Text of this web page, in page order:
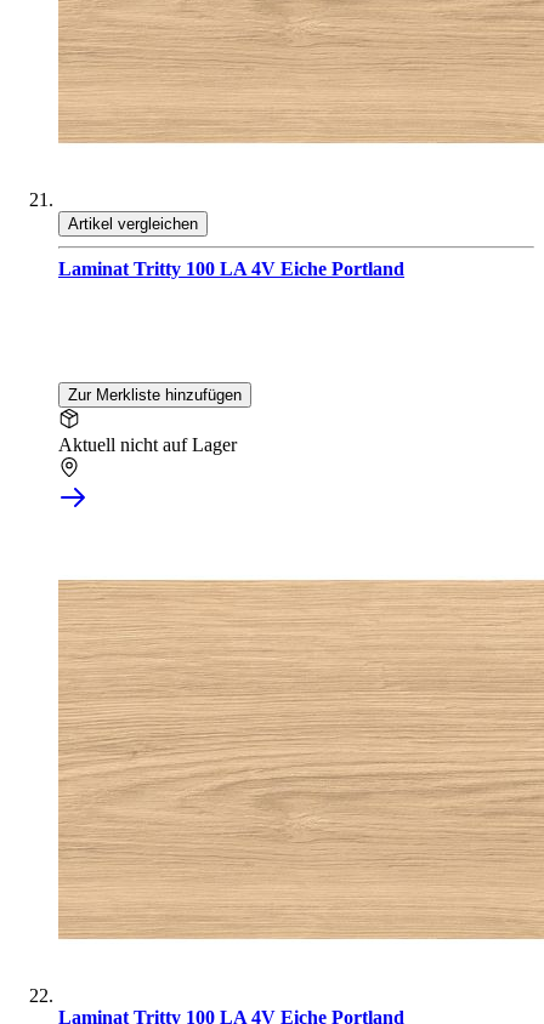
Artikel vergleichen
Laminat Tritty 100 LA 4V Eiche Portland
Zur Merkliste hinzufügen
Aktuell nicht auf Lager
Laminat Tritty 100 LA 4V Eiche Portland